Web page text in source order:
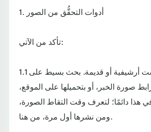
1. أدوات التحقُّق من الصور
تأكد من الآتي:
1.1 الصورة ليست أرشيفية أو قديمة. بحث بسيط على
صورة الخبر، أو بتحميلها على الموقع،
دائمًا؛ لتعرف وقت التقاط الصورة،
ومن نشرها أول مرة، من هنا.